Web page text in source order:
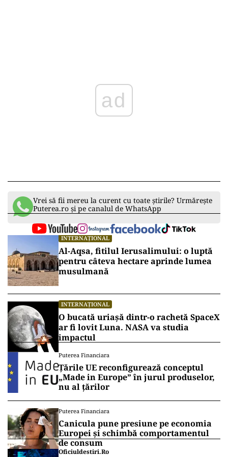
ad
Vrei să fii mereu la curent cu toate știrile? Urmărește
Puterea.ro și pe canalul de WhatsApp
INTERNAȚIONAL
Al-Aqsa, fitilul Ierusalimului: o luptă
pentru câteva hectare aprinde lumea
musulmană
INTERNAȚIONAL
O bucată uriașă dintr-o rachetă SpaceX
ar fi lovit Luna. NASA va studia
impactul
Puterea Financiara
Țările UE reconfigurează conceptul
„Made in Europe” în jurul produselor,
nu al țărilor
Puterea Financiara
Canicula pune presiune pe economia
Europei și schimbă comportamentul
de consum
Oficiuldestiri.ro